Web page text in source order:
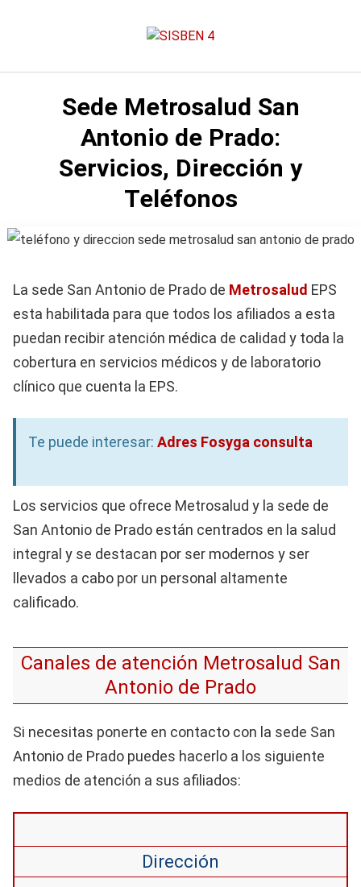
Sede Metrosalud San
Antonio de Prado:
Servicios, Dirección y
Teléfonos
La sede San Antonio de Prado de Metrosalud EPS
esta habilitada para que todos los afiliados a esta
puedan recibir atención médica de calidad y toda la
cobertura en servicios médicos y de laboratorio
clínico que cuenta la EPS.
Te puede interesar: Adres Fosyga consulta
Los servicios que ofrece Metrosalud y la sede de
San Antonio de Prado están centrados en la salud
integral y se destacan por ser modernos y ser
llevados a cabo por un personal altamente
calificado.
Canales de atención Metrosalud San
Antonio de Prado
Si necesitas ponerte en contacto con la sede San
Antonio de Prado puedes hacerlo a los siguiente
medios de atención a sus afiliados:
Dirección